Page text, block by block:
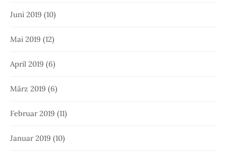
Juni 2019 (10)
Mai 2019 (12)
April 2019 (6)
März 2019 (6)
Februar 2019 (11)
Januar 2019 (10)